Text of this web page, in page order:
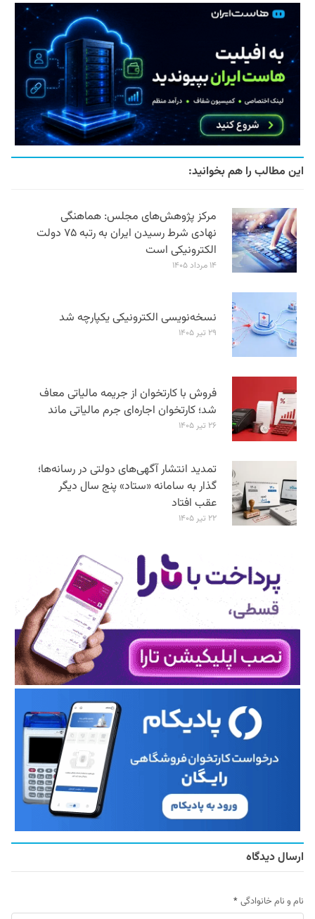
این مطالب را هم بخوانید:
مرکز پژوهش‌های مجلس: هماهنگی
نهادی شرط رسیدن ایران به رتبه ۷۵ دولت
الکترونیکی است
۱۴ مرداد ۱۴۰۵
نسخه‌نویسی الکترونیکی یکپارچه شد
۲۹ تیر ۱۴۰۵
فروش با کارتخوان از جریمه مالیاتی معاف
شد؛ کارتخوان اجاره‌ای جرم مالیاتی ماند
۲۶ تیر ۱۴۰۵
تمدید انتشار آگهی‌های دولتی در رسانه‌ها؛
گذار به سامانه «ستاد» پنج سال دیگر
عقب افتاد
۲۲ تیر ۱۴۰۵
ارسال دیدگاه
نام و نام خانوادگی *